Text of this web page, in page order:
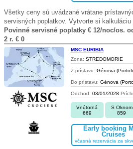
Všetky ceny sú uvádzané vrátane
servisných poplatkov. Vytvorte si kalkuláciu
Povinné servisné poplatky € 12/noc/os.
2 r. € 0
MSC EURIBIA
Zona: STREDOMORIE
Z prístavu: Génova
Do prístavu: Génova
Odchod: 03/01/2028
Vnútorná
669
S Oknom
859
Early booking
Cruises
včasná rezervácia za